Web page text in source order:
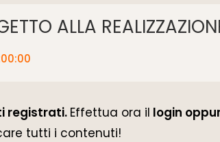
ALLA
registrati. Effettua ora il login
tutti i contenuti!